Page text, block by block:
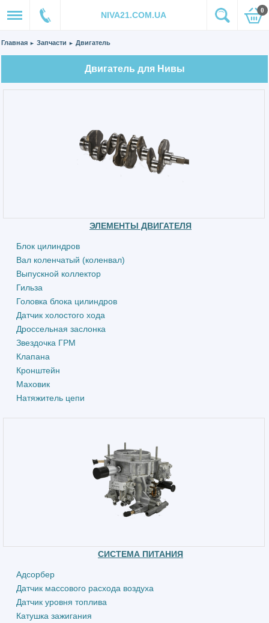
NIVA21.COM.UA 0
Главная ► Запчасти ► Двигатель
Двигатель для Нивы
ЭЛЕМЕНТЫ ДВИГАТЕЛЯ
Блок цилиндров
Вал коленчатый (коленвал)
Выпускной коллектор
Гильза
Головка блока цилиндров
Датчик холостого хода
Дроссельная заслонка
Звездочка ГРМ
Клапана
Кронштейн
Маховик
Натяжитель цепи
СИСТЕМА ПИТАНИЯ
Адсорбер
Датчик массового расхода воздуха
Датчик уровня топлива
Катушка зажигания